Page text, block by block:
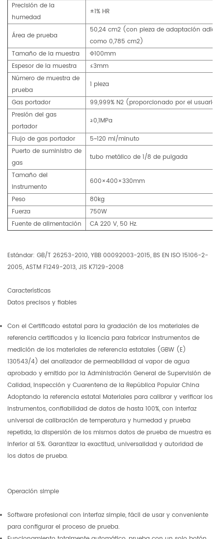
Precisión de la
humedad
±1% HR
Área de prueba
50,24 cm2 (con pieza de adaptación
como 0,785 cm2)
Tamaño de la muestra
Φ100mm
Espesor de la muestra
≤3mm
Número de muestra de
prueba
1 pieza
Gas portador
99,999% N2 (proporcionado por el usuario)
Presión del gas
portador
≥0,1MPa
Flujo de gas portador
5~120 ml/minuto
Puerto de suministro de
gas
tubo metálico de 1/8 de pulgada
Tamaño del
instrumento
600×400×330mm
Peso
80kg
Fuerza
750W
Fuente de alimentación
CA 220 V, 50 Hz.
Estándar: GB/T 26253-2010, YBB 00092003-2015, BS EN ISO 15106-2-
2005, ASTM F1249-2013, JIS K7129-2008
Características
Datos precisos y fiables
Con el Certificado estatal para la gradación de los materiales de
referencia certificados y la licencia para fabricar instrumentos de
medición de los materiales de referencia estatales (GBW (E)
130543/4) del analizador de permeabilidad al vapor de agua
aprobado y emitido por la Administración General de Supervisión de
Calidad, Inspección y Cuarentena de la República Popular China
Adoptando la referencia estatal Materiales para calibrar y verificar los
instrumentos, confiabilidad de datos de hasta 100%, con interfaz
universal de calibración de temperatura y humedad y prueba
repetida, la dispersión de los mismos datos de prueba de muestra es
inferior al 5%. Garantizar la exactitud, universalidad y autoridad de
los datos de prueba.
Operación simple
Software profesional con interfaz simple, fácil de usar y conveniente
para configurar el proceso de prueba.